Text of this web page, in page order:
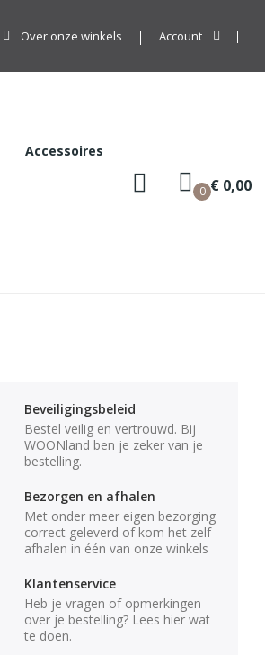
Over onze winkels Account
Accessoires
0 € 0,00
Beveiligingsbeleid
Bestel veilig en vertrouwd. Bij
WOONland ben je zeker van je
bestelling.
Bezorgen en afhalen
Met onder meer eigen bezorging
correct geleverd of kom het zelf
afhalen in één van onze winkels
Klantenservice
Heb je vragen of opmerkingen
over je bestelling? Lees hier wat
te doen.